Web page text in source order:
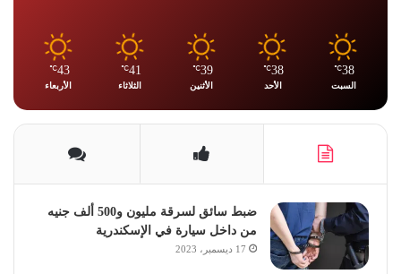
38
℃
السبت
38
℃
الأحد
39
℃
الأثنين
41
℃
الثلاثاء
43
℃
الأربعاء
ضبط سائق لسرقة مليون و500 ألف جنيه
من داخل سيارة في الإسكندرية
17 ديسمبر، 2023